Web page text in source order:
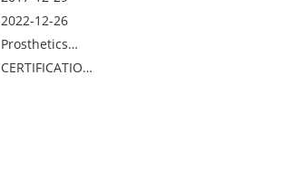
2022-12-26
Prosthetics
And Orthotics
CERTIFICATION